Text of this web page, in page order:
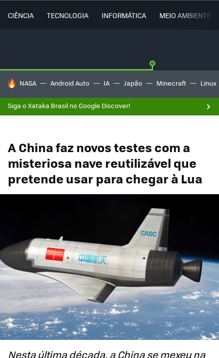
CIÊNCIA TECNOLOGIA INFORMÁTICA MEIO AMBIENTE
TENDÊNCIAS DO DIA
NASA Android Auto IA Japão Minecraft Linux
Siga o Xataka Brasil no Google Discover!
A China faz novos testes com a
misteriosa nave reutilizável que
pretende usar para chegar à Lua
Nesta última década, a China se mexeu na